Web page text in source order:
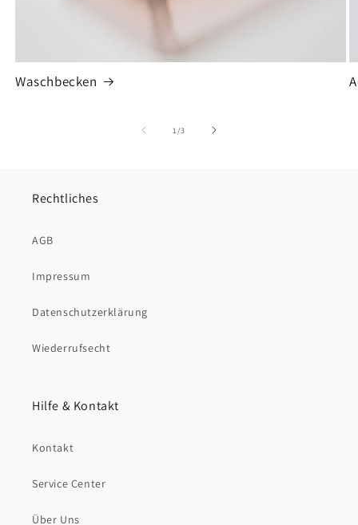
Waschbecken
1 /von
3
Rechtliches
AGB
Impressum
Datenschutzerklärung
Wiederrufsecht
Hilfe & Kontakt
Kontakt
Service Center
Über Uns